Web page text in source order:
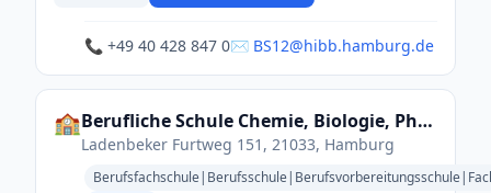
📞 +49 40 428 847 0✉️ BS12@hibb.hamburg.de
🏫 Berufliche Schule Chemie, Biologie, Pharmazie, Agrarwirtschaft
Ladenbeker Furtweg 151, 21033, Hamburg